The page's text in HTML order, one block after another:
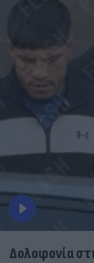
Δολοφονία